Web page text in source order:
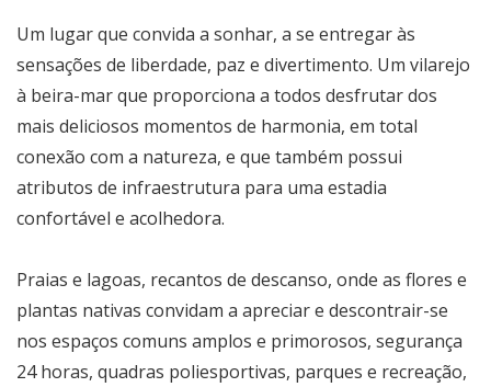
Um lugar que convida a sonhar, a se entregar às
sensações de liberdade, paz e divertimento. Um vilarejo
à beira-mar que proporciona a todos desfrutar dos
mais deliciosos momentos de harmonia, em total
conexão com a natureza, e que também possui
atributos de infraestrutura para uma estadia
confortável e acolhedora.
Praias e lagoas, recantos de descanso, onde as flores e
plantas nativas convidam a apreciar e descontrair-se
nos espaços comuns amplos e primorosos, segurança
24 horas, quadras poliesportivas, parques e recreação,